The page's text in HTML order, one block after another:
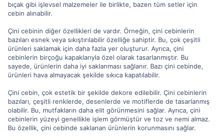
bıçak gibi işlevsel malzemeler ile birlikte, bazen tüm setler için
cebin alınabilir.
Çini cebinin diğer özellikleri de vardır. Örneğin, çini cebinlerin
bazıları esnek veya sıkıştırılabilir özelliğe sahiptir. Bu, çok çeşitli
ürünleri saklamak için daha fazla yer oluşturur. Ayrıca, çini
cebinlerin birçoğu kapaklarıyla özel olarak tasarlanmıştır. Bu
sayede, ürünlerin daha iyi saklanması sağlanır. Bazı çini cebinde,
ürünleri hava almayacak şekilde sıkıca kapatılabilir.
Çini cebin, çok estetik bir şekilde dekore edilebilir. Çini cebinlerin
bazıları, çeşitli renklerde, desenlerde ve motiflerde de tasarlanmış
olabilir. Bu, mutfakların daha elit görünmesini sağlar. Ayrıca, çini
cebinlerin yüzeyi genellikle işlem görmüştür ve toz ve nemi almaz.
Bu özellik, çini cebinde saklanan ürünlerin korunmasını sağlar.